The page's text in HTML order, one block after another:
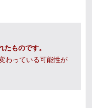
ものです。
わっている可能性が